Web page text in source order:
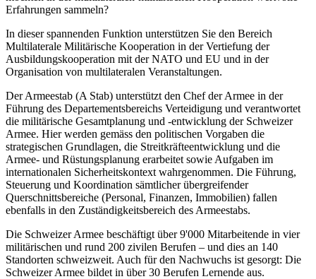
Erfahrungen sammeln?
In dieser spannenden Funktion unterstützen Sie den Bereich
Multilaterale Militärische Kooperation in der Vertiefung der
Ausbildungskooperation mit der NATO und EU und in der
Organisation von multilateralen Veranstaltungen.
Der Armeestab (A Stab) unterstützt den Chef der Armee in der
Führung des Departementsbereichs Verteidigung und verantwortet
die militärische Gesamtplanung und -entwicklung der Schweizer
Armee. Hier werden gemäss den politischen Vorgaben die
strategischen Grundlagen, die Streitkräfteentwicklung und die
Armee- und Rüstungsplanung erarbeitet sowie Aufgaben im
internationalen Sicherheitskontext wahrgenommen. Die Führung,
Steuerung und Koordination sämtlicher übergreifender
Querschnittsbereiche (Personal, Finanzen, Immobilien) fallen
ebenfalls in den Zuständigkeitsbereich des Armeestabs.
Die Schweizer Armee beschäftigt über 9'000 Mitarbeitende in vier
militärischen und rund 200 zivilen Berufen – und dies an 140
Standorten schweizweit. Auch für den Nachwuchs ist gesorgt: Die
Schweizer Armee bildet in über 30 Berufen Lernende aus.